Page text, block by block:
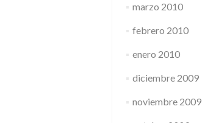
marzo 2010
febrero 2010
enero 2010
diciembre 2009
noviembre 2009